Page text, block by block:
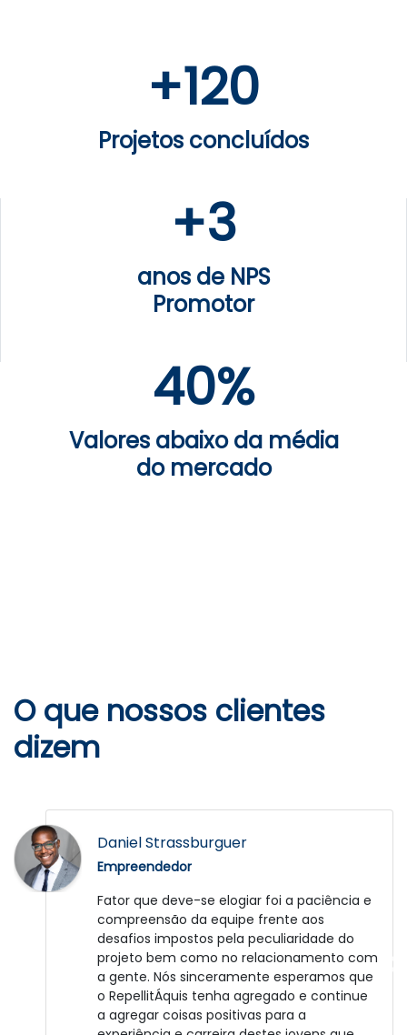
+120
Projetos concluídos
+3
anos de NPS
Promotor
40%
Valores abaixo da média
do mercado
O que nossos clientes
dizem
José Duarte
Empreendedor
Fui muito bem atendido. A Catalisa é uma
grande empresa e bem administrada.
Agora depende de mim, para colocar em
prática o projeto. Obrigado.
Daniel Strassburguer
Empreendedor
Fator que deve-se elogiar foi a paciência e
compreensão da equipe frente aos
desafios impostos pela peculiaridade do
projeto bem como no relacionamento com
a gente. Nós sinceramente esperamos que
o RepellitÁquis tenha agregado e continue
a agregar coisas positivas para a